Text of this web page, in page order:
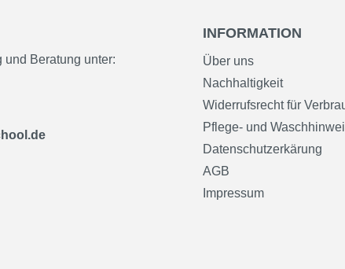
und Beratung unter:
INFORMATION
Über uns
Nachhaltigkeit
Widerrufsrecht für
Pflege- und
Datenschutzerkärung
AGB
Impressum